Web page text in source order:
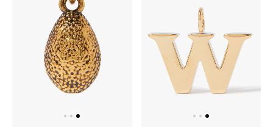
مستلزمات المنزل
تعكس توتيمي فن الأناقة السهلة بقطع أساسية راقية
مصممة لتدوم وتتجاوز صيحات الموسم